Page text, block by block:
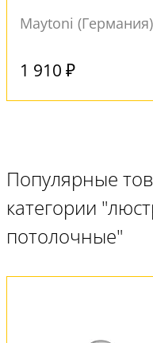
Maytoni (Германия)
1 910 ₽
Популярные
категории
потолочные"